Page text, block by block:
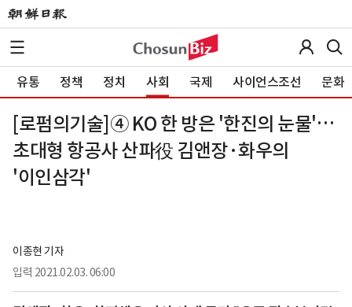
유통 정책 정치 사회 국제 사이언스조선 문화
[로펌의기술]④ KO 한 방은 '한진의 눈물'…
초대형 항공사 산파役 김앤장·화우의
'이인삼각'
이종현 기자
입력 2021.02.03. 06:00